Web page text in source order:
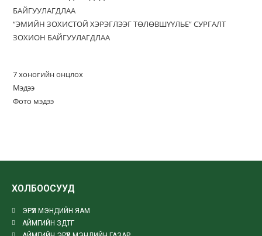
БАЙГУУЛАГДЛАА
“ЭМИЙН ЗОХИСТОЙ ХЭРЭГЛЭЭГ ТӨЛӨВШҮҮЛЬЕ” СУРГАЛТ
ЗОХИОН БАЙГУУЛАГДЛАА
7 хоногийн онцлох
Мэдээ
Фото мэдээ
ХОЛБООСУУД
ЭРҮҮЛ МЭНДИЙН ЯАМ
АЙМГИЙН ЗДТГ